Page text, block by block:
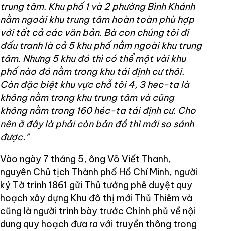
trung tâm. Khu phố 1 và 2 phường Bình Khánh
nằm ngoài khu trung tâm hoàn toàn phù hợp
với tất cả các văn bản. Bà con chúng tôi đi
đấu tranh là cả 5 khu phố nằm ngoài khu trung
tâm. Nhưng 5 khu đó thì có thể một vài khu
phố nào đó nằm trong khu tái định cư thôi.
Còn đặc biệt khu vực chỗ tôi 4, 3 hec-ta là
không nằm trong khu trung tâm và cũng
không nằm trong 160 héc-ta tái định cư. Cho
nên ở đây là phải còn bản đồ thì mới so sánh
được.”
Vào ngày 7 tháng 5, ông Võ Viết Thanh,
nguyên Chủ tịch Thành phố Hồ Chí Minh, người
ký Tờ trình 1861 gửi Thủ tướng phê duyệt quy
hoạch xây dựng Khu đô thị mới Thủ Thiêm và
cũng là người trình bày trước Chính phủ về nội
dung quy hoạch đưa ra với truyền thông trong